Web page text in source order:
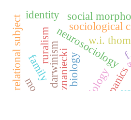
neurosociology
biology
sociobiology
darwinism
w.i.
sociological
florian znaniecki
ruralism
family
modernisation moral panics
relational subject social
identity